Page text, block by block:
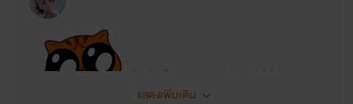
เป็นนักเขียนธรรมดา แต่อยากให้ผู้อ่านเมตรา
แสดงเพิ่มเติม